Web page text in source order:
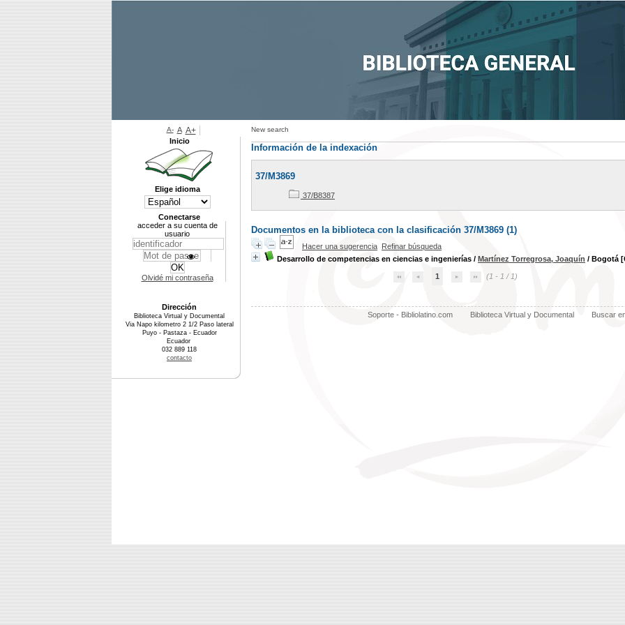
New search
Información de la indexación
37/M3869
37/B8387
Documentos en la biblioteca con la clasificación 37/M3869 (1)
Hacer una sugerencia Refinar búsqueda
Desarrollo de competencias en ciencias e ingenierías / Martínez Torregrosa, Joaquín / Bogotá
1 (1 - 1 / 1)
Soporte - Bibliolatino.com Biblioteca Virtual y Documental Buscar
A- A A+
Inicio
Elige idioma
Conectarse
acceder a su cuenta de
usuario
Olvidé mi contraseña
Dirección
Biblioteca Virtual y Documental
Via Napo kilometro 2 1/2 Paso lateral
Puyo - Pastaza - Ecuador
Ecuador
032 889 118
contacto